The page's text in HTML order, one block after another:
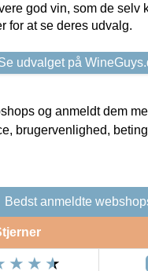
god vin, som de selv
for at se deres udvalg.
udvalget på
og anmeldt dem
brugervenlighed,
Bedst anmeldte